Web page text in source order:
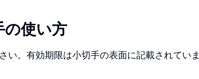
の使い方
い。有効期限は小切手の表面に記載されていま